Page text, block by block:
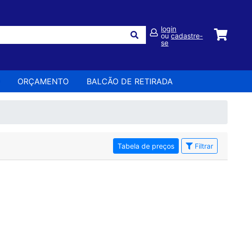
login
oucadastre-
se
ORÇAMENTO BALCÃO DE RETIRADA
Tabela de preços Filtrar